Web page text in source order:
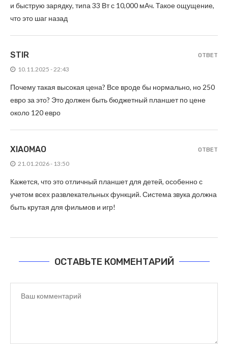
и быструю зарядку, типа 33 Вт с 10,000 мАч. Такое ощущение,
что это шаг назад
STIR
10.11.2025 - 22:43
Почему такая высокая цена? Все вроде бы нормально, но 250
евро за это? Это должен быть бюджетный планшет по цене
около 120 евро
ОТВЕТ
XIAOMAO
21.01.2026 - 13:50
Кажется, что это отличный планшет для детей, особенно с
учетом всех развлекательных функций. Система звука должна
быть крутая для фильмов и игр!
ОТВЕТ
ОСТАВЬТЕ КОММЕНТАРИЙ